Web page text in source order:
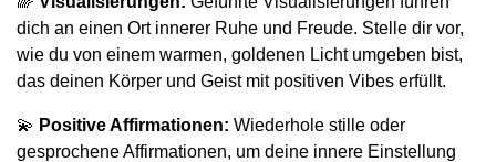
dich an einen Ort innerer Ruhe und Freude. Stelle dir vor,
wie du von einem warmen, goldenen Licht umgeben bist,
das deinen Körper und Geist mit positiven Vibes erfüllt.
💫 Positive Affirmationen: Wiederhole stille oder
gesprochene Affirmationen, um deine innere Einstellung